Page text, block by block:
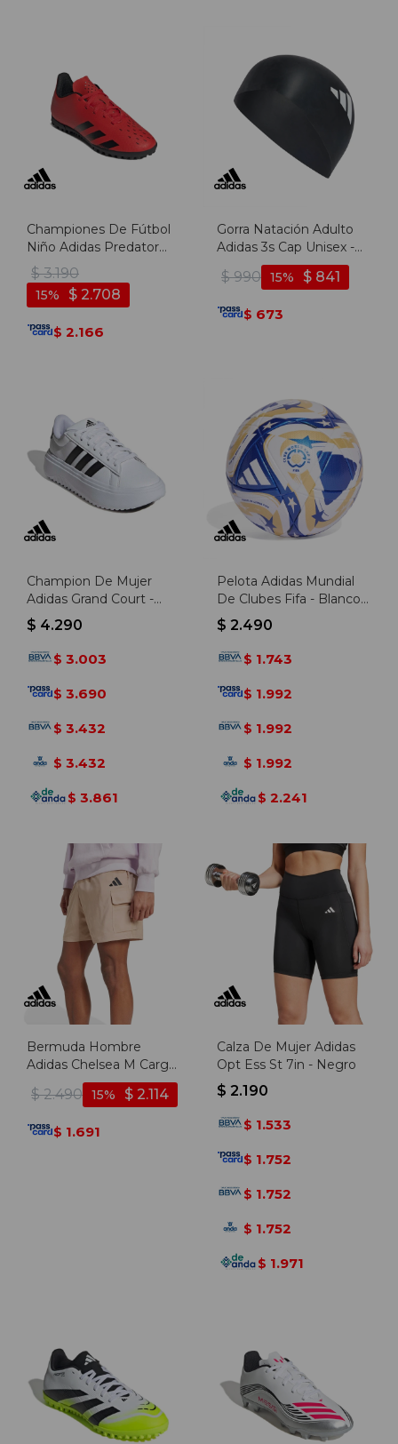
Championes De Fútbol
Niño Adidas Predator
Freack .4 T - Rojo-negro
$ 3.190
$ 2.708
15
$ 2.166
Gorra Natación Adulto
Adidas 3s Cap Unisex -
Negro-blanco
$ 990 $ 841
15
$ 673
Champion De Mujer
Adidas Grand Court -
Blanco-negro
$ 4.290
$ 3.003
$ 3.690
$ 3.432
$ 3.432
$ 3.861
Pelota Adidas Mundial
De Clubes Fifa - Blanco-
azul
$ 2.490
$ 1.743
$ 1.992
$ 1.992
$ 1.992
$ 2.241
Bermuda Hombre
Adidas Chelsea M Cargo
$ 2.490 $ 2.114
15
$ 1.691
Calza De Mujer Adidas
Opt Ess St 7in - Negro
$ 2.190
$ 1.533
$ 1.752
$ 1.752
$ 1.752
$ 1.971